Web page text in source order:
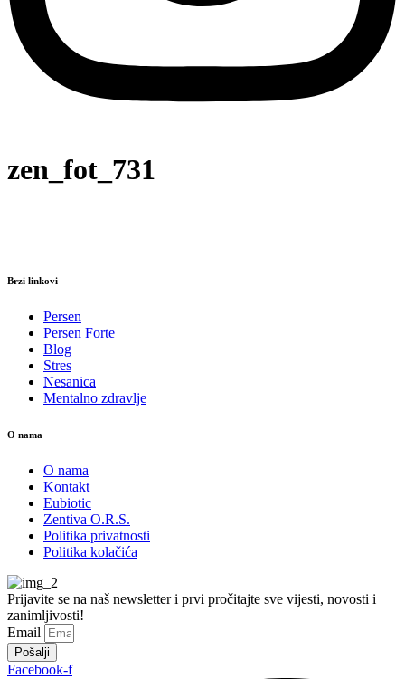
zen_fot_731
Brzi linkovi
Persen
Persen Forte
Blog
Stres
Nesanica
Mentalno zdravlje
O nama
O nama
Kontakt
Eubiotic
Zentiva O.R.S.
Politika privatnosti
Politika kolačića
Prijavite se na naš newsletter i prvi pročitajte sve vijesti, novosti i
zanimljivosti!
Email
Pošalji
Facebook-f